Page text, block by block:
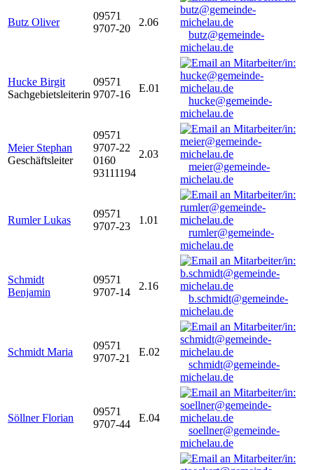
Butz Oliver
09571
9707-20
2.06
butz@gemeinde-
michelau.de
Hucke Birgit
Sachgebietsleiterin
09571
9707-16
E.01
hucke@gemeinde-
michelau.de
Meier Stephan
Geschäftsleiter
09571
9707-22
0160
93111194
2.03
meier@gemeinde-
michelau.de
Rumler Lukas
09571
9707-23
1.01
rumler@gemeinde-
michelau.de
Schmidt
Benjamin
09571
9707-14
2.16
b.schmidt@gemeinde-
michelau.de
Schmidt Maria
09571
9707-21
E.02
schmidt@gemeinde-
michelau.de
Söllner Florian
09571
9707-44
E.04
soellner@gemeinde-
michelau.de